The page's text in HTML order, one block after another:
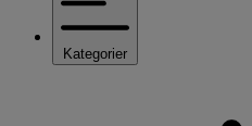
Kategorier